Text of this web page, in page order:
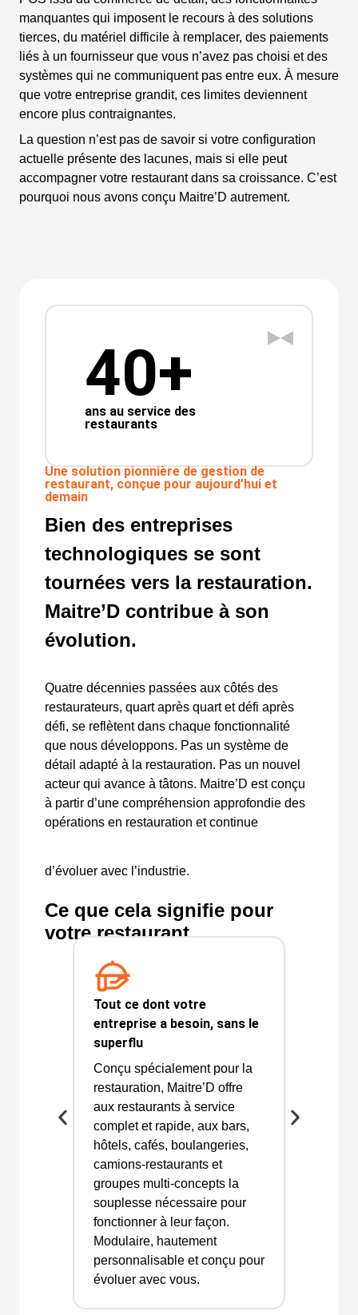
manquantes qui imposent le recours à des solutions
tierces, du matériel difficile à remplacer, des paiements
liés à un fournisseur que vous n’avez pas choisi et des
systèmes qui ne communiquent pas entre eux. À mesure
que votre entreprise grandit, ces limites deviennent
encore plus contraignantes.
La question n’est pas de savoir si votre configuration
actuelle présente des lacunes, mais si elle peut
accompagner votre restaurant dans sa croissance. C’est
pourquoi nous avons conçu Maitre’D autrement.
40+
ans au service des
restaurants
Une solution pionnière de gestion de
restaurant, conçue pour aujourd’hui et
demain
Bien des entreprises
technologiques se sont
tournées vers la restauration.
Maitre’D contribue à son
évolution.
Quatre décennies passées aux côtés des
restaurateurs, quart après quart et défi après
défi, se reflètent dans chaque fonctionnalité
que nous développons. Pas un système de
détail adapté à la restauration. Pas un nouvel
acteur qui avance à tâtons. Maitre’D est conçu
à partir d’une compréhension approfondie des
opérations en restauration et continue
d’évoluer avec l’industrie.
Ce que cela signifie pour
votre restaurant
Tout ce dont votre
entreprise a besoin, sans le
superflu
Conçu spécialement pour la
restauration, Maitre’D offre
aux restaurants à service
complet et rapide, aux bars,
hôtels, cafés, boulangeries,
camions-restaurants et
groupes multi-concepts la
souplesse nécessaire pour
fonctionner à leur façon.
Modulaire, hautement
personnalisable et conçu pour
évoluer avec vous.